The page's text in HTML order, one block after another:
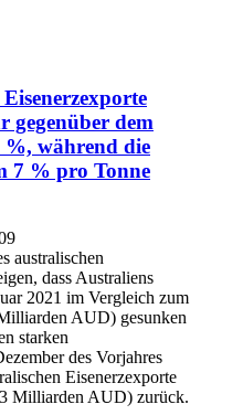
gegenüber dem
während die
7 % pro Tonne
australischen
dass Australiens
2021 im Vergleich zum
AUD) gesunken
starken
des Vorjahres
Eisenerzexporte
Milliarden AUD) zurück.